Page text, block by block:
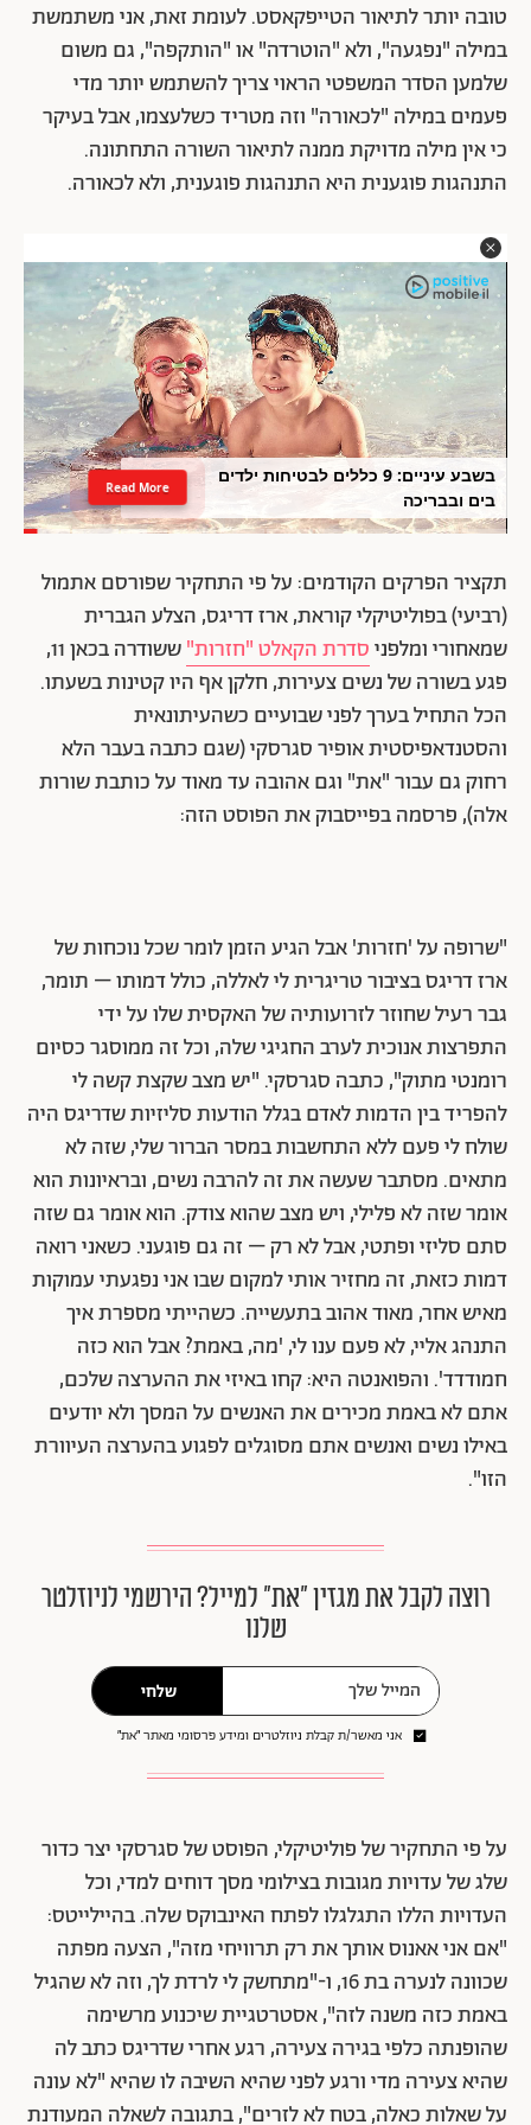
טובה יותר לתיאור הטייפקאסט. לעומת זאת, אני משתמשת
במילה "נפגעה", ולא "הוטרדה" או "הותקפה", גם משום
שלמען הסדר המשפטי הראוי צריך להשתמש יותר מדי
פעמים במילה "לכאורה" וזה מטריד כשלעצמו, אבל בעיקר
כי אין מילה מדויקת ממנה לתיאור השורה התחתונה.
התנהגות פוגענית היא התנהגות פוגענית, ולא לכאורה.
בשבע עיניים: 9 כללים לבטיחות ילדים
בים ובבריכה
Read More
תקציר הפרקים הקודמים: על פי התחקיר שפורסם אתמול
(רביעי) בפוליטיקלי קוראת, ארז דריגס, הצלע הגברית
שמאחורי ומלפניסדרת הקאלט "חזרות"
ששודרה בכאן 11,
פגע בשורה של נשים צעירות, חלקן אף היו קטינות בשעתו.
הכל התחיל בערך לפני שבועיים כשהעיתונאית
והסטנדאפיסטית אופיר סגרסקי (שגם כתבה בעבר הלא
רחוק גם עבור "את" וגם אהובה עד מאוד על כותבת שורות
אלה), פרסמה בפייסבוק את הפוסט הזה:
"שרופה על 'חזרות' אבל הגיע הזמן לומר שכל נוכחות של
ארז דריגס בציבור טריגרית לי לאללה, כולל דמותו – תומר,
גבר רעיל שחוזר לזרועותיה של האקסית שלו על ידי
התפרצות אנוכית לערב החגיגי שלה, וכל זה ממוסגר כסיום
רומנטי מתוק", כתבה סגרסקי. "יש מצב שקצת קשה לי
להפריד בין הדמות לאדם בגלל הודעות סליזיות שדריגס היה
שולח לי פעם ללא התחשבות במסר הברור שלי, שזה לא
מתאים. מסתבר שעשה את זה להרבה נשים, ובראיונות הוא
אומר שזה לא פלילי, ויש מצב שהוא צודק. הוא אומר גם שזה
סתם סליזי ופתטי, אבל לא רק – זה גם פוגעני. כשאני רואה
דמות כזאת, זה מחזיר אותי למקום שבו אני נפגעתי עמוקות
מאיש אחר, מאוד אהוב בתעשייה. כשהייתי מספרת איך
התנהג אליי, לא פעם ענו לי, 'מה, באמת? אבל הוא כזה
חמודדד'. והפואנטה היא: קחו באיזי את ההערצה שלכם,
אתם לא באמת מכירים את האנשים על המסך ולא יודעים
באילו נשים ואנשים אתם מסוגלים לפגוע בהערצה העיוורת
הזו".
רוצה לקבל את מגזין ״את״ למייל? הירשמי לניוזלטר
שלנו
שלחי
אני מאשר/ת קבלת ניוזלטרים ומידע פרסומי מאתר ״את״
על פי התחקיר של פוליטיקלי, הפוסט של סגרסקי יצר כדור
שלג של עדויות מגובות בצילומי מסך דוחים למדי, וכל
העדויות הללו התגלגלו לפתח האינבוקס שלה. בהיילייטס:
"אם אני אאנוס אותך את רק תרוויחי מזה", הצעה מפתה
שכוונה לנערה בת 16, ו-"מתחשק לי לרדת לך, וזה לא שהגיל
באמת כזה משנה לזה", אסטרטגיית שיכנוע מרשימה
שהופנתה כלפי בגירה צעירה, רגע אחרי שדריגס כתב לה
שהיא צעירה מדי ורגע לפני שהיא השיבה לו שהיא "לא עונה
על שאלות כאלה, בטח לא לזרים", בתגובה לשאלה המעודנת